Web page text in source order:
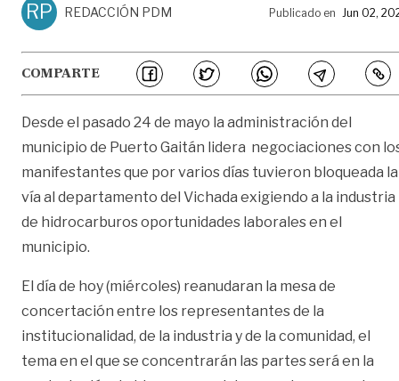
RP REDACCIÓN PDM Publicado en Jun 02,
COMPARTE
Desde el pasado 24 de mayo la administración del
municipio de Puerto Gaitán lidera negociaciones con
manifestantes que por varios días tuvieron bloqueada la
vía al departamento del Vichada exigiendo a la industria
de hidrocarburos oportunidades laborales en el
municipio.
El día de hoy (miércoles) reanudaran la mesa de
concertación entre los representantes de la
institucionalidad, de la industria y de la comunidad, el
tema en el que se concentrarán las partes será en la